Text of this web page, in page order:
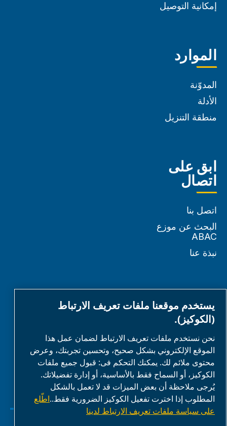
إمكانية التوصيل
الموارد
المدوّنة
الأدلة
منطقة التنزيل
ابق على
اتصال
اتصل بنا
البحث عن موزع
ABAC
نبذة عنا
الشركاء
منطقة شريك العمل
E-Connect 2,0
بوابة الأعمال
معرض وسائط
ABAC
يستخدم موقعنا ملفات تعريف الارتباط
(الكوكيز).
نحن نستخدم ملفات تعريف الارتباط لضمان عمل هذا
الموقع الإلكتروني بشكل صحيح، وتحسين تجربتك، وعرض
محتوى ملائم لك. يمكنك التحكم فى: قبول جميع ملفات
الكوكيز، أو السماح فقط بالأساسية، أو إدارة تفضيلاتك.
يُرجى ملاحظة أن بعض الميزات قد لا تعمل بالشكل
المطلوب إذا اخترت تفعيل الكوكيز الضرورية فقط..اطّلع
على سياسة ملفات تعريف الارتباط لدينا